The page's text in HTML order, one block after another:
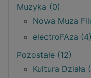
Muzyka (0)
Nowa Muza
electroFAza (4)
Pozostałe (12)
Kultura Działa